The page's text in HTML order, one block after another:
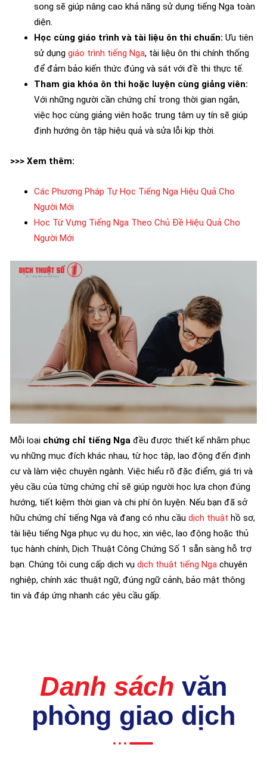
song sẽ giúp nâng cao khả năng sử dụng tiếng Nga toàn
diện.
Học cùng giáo trình và tài liệu ôn thi chuẩn: Ưu tiên
sử dụng giáo trình tiếng Nga, tài liệu ôn thi chính thống
để đảm bảo kiến thức đúng và sát với đề thi thực tế.
Tham gia khóa ôn thi hoặc luyện cùng giảng viên:
Với những người cần chứng chỉ trong thời gian ngắn,
việc học cùng giảng viên hoặc trung tâm uy tín sẽ giúp
định hướng ôn tập hiệu quả và sửa lỗi kịp thời.
>>> Xem thêm:
Các Phương Pháp Tự Học Tiếng Nga Hiệu Quả Cho
Người Mới
Học Từ Vựng Tiếng Nga Theo Chủ Đề Hiệu Quả Cho
Người Mới
Mỗi loại chứng chỉ tiếng Nga đều được thiết kế nhằm phục
vụ những mục đích khác nhau, từ học tập, lao động đến định
cư và làm việc chuyên ngành. Việc hiểu rõ đặc điểm, giá trị và
yêu cầu của từng chứng chỉ sẽ giúp người học lựa chọn đúng
hướng, tiết kiệm thời gian và chi phí ôn luyện. Nếu bạn đã sở
hữu chứng chỉ tiếng Nga và đang có nhu cầu dịch thuật hồ sơ,
tài liệu tiếng Nga phục vụ du học, xin việc, lao động hoặc thủ
tục hành chính, Dịch Thuật Công Chứng Số 1 sẵn sàng hỗ trợ
bạn. Chúng tôi cung cấp dịch vụ dịch thuật tiếng Nga chuyên
nghiệp, chính xác thuật ngữ, đúng ngữ cảnh, bảo mật thông
tin và đáp ứng nhanh các yêu cầu gấp.
Danh sách văn
phòng giao dịch